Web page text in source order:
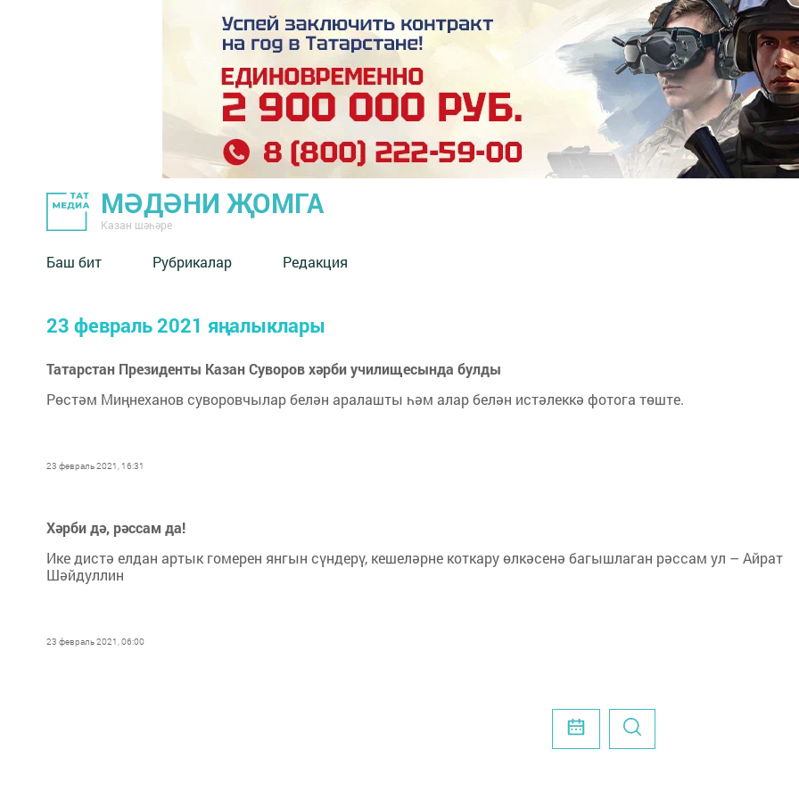
МӘДӘНИ ҖОМГА
Казан шәһәре
Баш бит Рубрикалар Редакция
23 февраль 2021 яңалыклары
Татарстан Президенты Казан Суворов хәрби училищесында булды
Рөстәм Миңнеханов суворовчылар белән аралашты һәм алар белән истәлеккә фотога төште.
23 февраль 2021, 16:31
Хәрби дә, рәссам да!
Ике дистә елдан артык гомерен янгын сүндерү, кешеләрне коткару өлкәсенә багышлаган рәссам ул – Айрат
Шәйдуллин
23 февраль 2021, 06:00